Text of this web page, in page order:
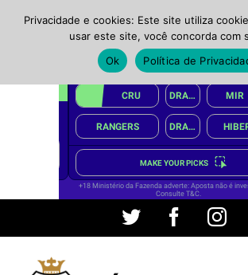
conteúdo
Twitter Facebook
Privacidade e cookies: Este site utiliza
usar este site, você concorda com
Ok
Política de